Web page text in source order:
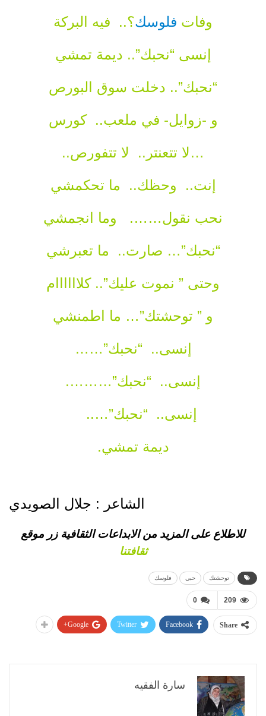
وفات فلوسك؟.. فيه البركة
إنسى “نحبك”.. ديمة تمشي
“نحبك”.. دخلت سوق البورص
و -زوايل- في ملعب.. كورس
…لا تتعنتر.. لا تتفورص..
إنت.. وحظك.. ما تحكمشي
نحب نقول……. وما انجمشي
“نحبك”… صارت.. ما تعبرشي
وحتى ” نموت عليك”.. كلاااااام
و ” توحشتك”… ما اطمنشي
إنسى.. “نحبك”……
إنسى.. “نحبك”……….
إنسى.. “نحبك”…..
ديمة تمشي.
الشاعر : جلال الصويدي
للاطلاع على المزيد من الابداعات الثقافيةزر موقع
ثقافتنا
توحشتك حبي فلوسك
0 209
Share
Facebook
Twitter
Google+
سارة الفقيه